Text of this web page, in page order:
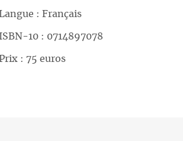
Langue : Français
ISBN-10 : 0714897078
Prix : 75 euros